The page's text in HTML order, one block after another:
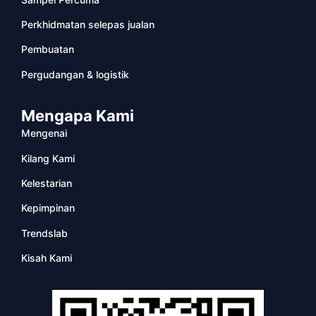
Perkhidmatan selepas jualan
Pembuatan
Pergudangan & logistik
Mengapa Kami
Mengenai
Kilang Kami
Kelestarian
Kepimpinan
Trendslab
Kisah Kami